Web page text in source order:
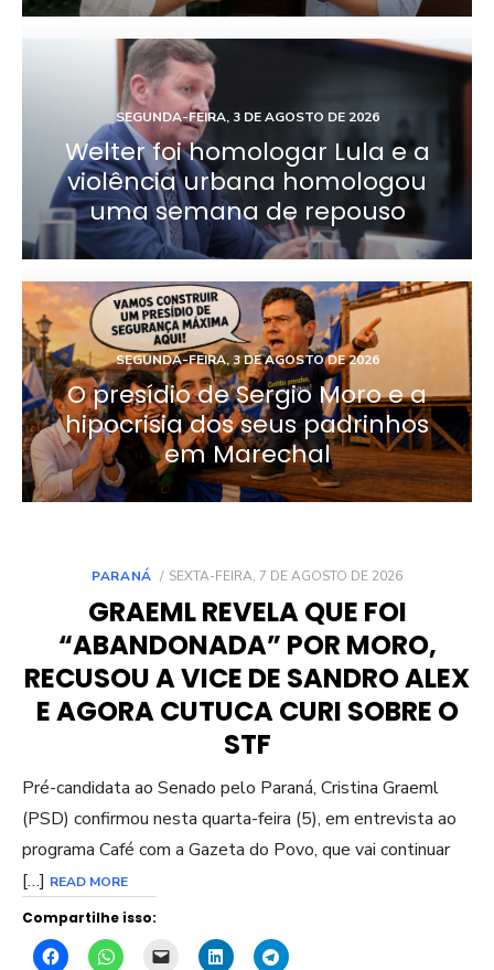
SEGUNDA-FEIRA, 3 DE AGOSTO DE 2026
Welter foi homologar Lula e a
violência urbana homologou
uma semana de repouso
SEGUNDA-FEIRA, 3 DE AGOSTO DE 2026
O presídio de Sergio Moro e a
hipocrisia dos seus padrinhos
em Marechal
PARANÁ
POSTED
SEXTA-FEIRA, 7 DE AGOSTO DE 2026
GRAEML REVELA QUE FOI
“ABANDONADA” POR MORO,
RECUSOU A VICE DE SANDRO ALEX
E AGORA CUTUCA CURI SOBRE O
STF
Pré-candidata ao Senado pelo Paraná, Cristina Graeml
(PSD) confirmou nesta quarta-feira (5), em entrevista ao
programa Café com a Gazeta do Povo, que vai continuar
[…] READ MORE
Compartilhe isso: